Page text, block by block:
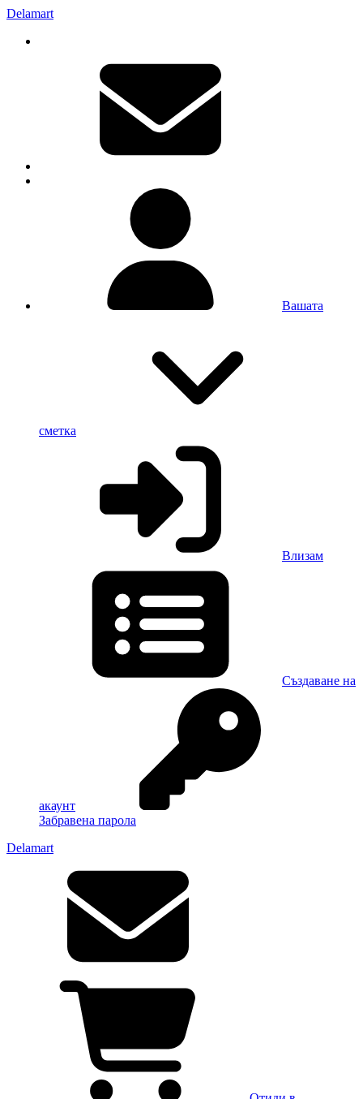
Delamart
Вашата
сметка
Влизам
Създаване на
акаунт
Забравена парола
Delamart